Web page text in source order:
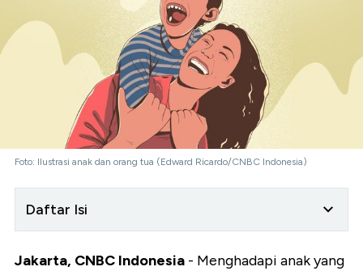
Foto: Ilustrasi anak dan orang tua (Edward Ricardo/CNBC Indonesia)
Daftar Isi
Jakarta, CNBC Indonesia - Menghadapi anak yang